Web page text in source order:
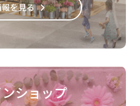
を見る
ショップ